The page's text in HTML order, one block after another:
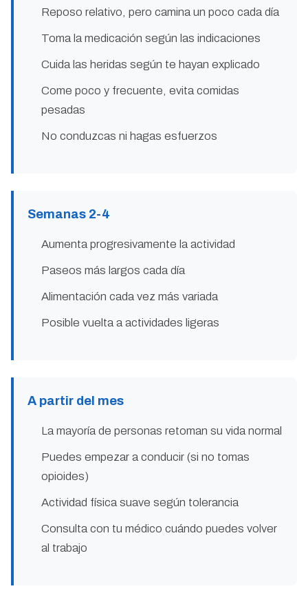
Reposo relativo, pero camina un poco cada día
Toma la medicación según las indicaciones
Cuida las heridas según te hayan explicado
Come poco y frecuente, evita comidas
pesadas
No conduzcas ni hagas esfuerzos
Semanas 2-4
Aumenta progresivamente la actividad
Paseos más largos cada día
Alimentación cada vez más variada
Posible vuelta a actividades ligeras
A partir del mes
La mayoría de personas retoman su vida normal
Puedes empezar a conducir (si no tomas
opioides)
Actividad física suave según tolerancia
Consulta con tu médico cuándo puedes volver
al trabajo